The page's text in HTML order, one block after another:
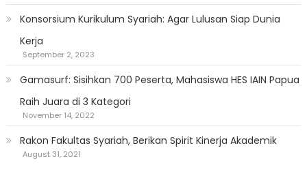
Konsorsium Kurikulum Syariah: Agar Lulusan Siap Dunia
Kerja
September 2, 2023
Gamasurf: Sisihkan 700 Peserta, Mahasiswa HES IAIN Papua
Raih Juara di 3 Kategori
November 14, 2022
Rakon Fakultas Syariah, Berikan Spirit Kinerja Akademik
August 31, 2021